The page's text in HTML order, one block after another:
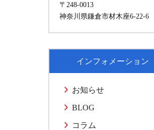
〒248-0013
神奈川県鎌倉市材木座6-22-6
インフォメーション
お知らせ
BLOG
コラム